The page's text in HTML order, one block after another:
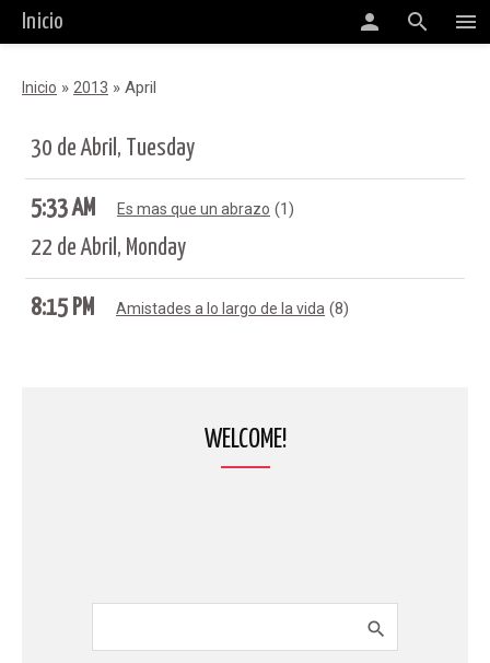
menu
search
person
Inicio
Inicio » 2013 » April
30 de Abril, Tuesday
5:33 AM Es mas que un abrazo (1)
22 de Abril, Monday
8:15 PM Amistades a lo largo de la vida (8)
WELCOME!